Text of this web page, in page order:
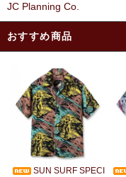
JC Planning Co.
おすすめ商品
SUN SURF SPECI